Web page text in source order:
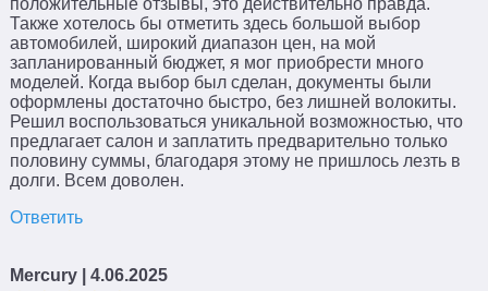
Также хотелось бы отметить здесь большой выбор
автомобилей, широкий диапазон цен, на мой
запланированный бюджет, я мог приобрести много
моделей. Когда выбор был сделан, документы были
оформлены достаточно быстро, без лишней волокиты.
Решил воспользоваться уникальной возможностью, что
предлагает салон и заплатить предварительно только
половину суммы, благодаря этому не пришлось лезть в
долги. Всем доволен.
Ответить
Mercury | 4.06.2025